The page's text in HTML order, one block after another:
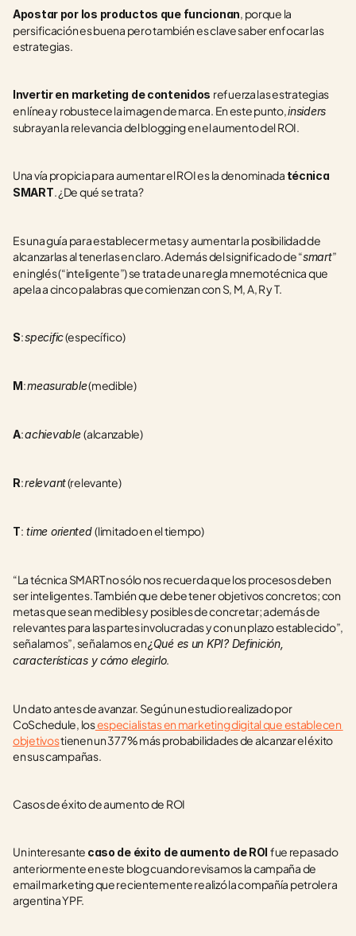
Apostar por los productos que funcionan, porque la
persificación es buena pero también es clave saber enfocar las
estrategias.
Invertir en marketing de contenidos refuerza las estrategias
en línea y robustece la imagen de marca. En este punto,
subrayan la relevancia del blogging en el aumento del ROI.
Una vía propicia para aumentar el ROI es la denominada técnica
SMART. ¿De qué se trata?
Es una guía para establecer metas y aumentar la posibilidad de
alcanzarlas al tenerlas en claro. Además del significado de “smart”
en inglés (“inteligente”) se trata de una regla mnemotécnica que
apela a cinco palabras que comienzan con S, M, A, R y T.
S: specific (específico)
M: measurable (medible)
A: achievable (alcanzable)
R: relevant (relevante)
T: time oriented (limitado en el tiempo)
“La técnica SMART no sólo nos recuerda que los procesos deben
ser inteligentes. También que debe tener objetivos concretos; con
metas que sean medibles y posibles de concretar; además de
relevantes para las partes involucradas y con un plazo establecido”,
señalamos”, señalamos en ¿Qué es un KPI? Definición,
características y cómo elegirlo.
Un dato antes de avanzar. Según un estudio realizado por
CoSchedule, los especialistas en marketing digital que establecen
objetivos tienen un 377% más probabilidades de alcanzar el éxito
en sus campañas.
Casos de éxito de aumento de ROI
Un interesante caso de éxito de aumento de ROI fue repasado
anteriormente en este blog cuando revisamos la campaña de
email marketing que recientemente realizó la compañía petrolera
argentina YPF.